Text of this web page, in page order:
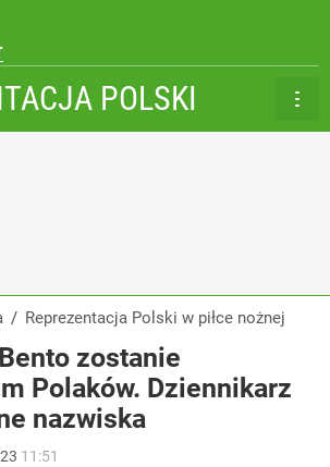
POLSKI
/ Reprezentacja Polski w piłce nożnej
zostanie
Polaków. Dziennikarz
nazwiska
11:51